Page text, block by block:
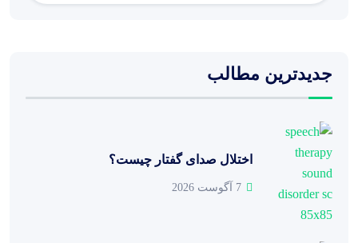
جدیدترین مطالب
اختلال صدای گفتار چیست؟
7 آگوست 2026